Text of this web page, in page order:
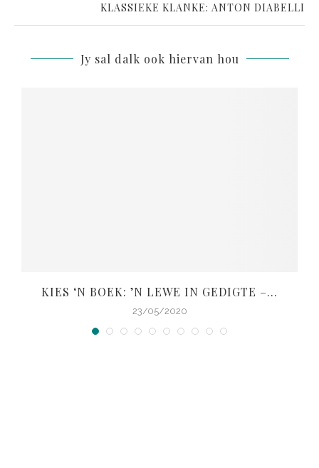
KLASSIEKE KLANKE: ANTON DIABELLI
Jy sal dalk ook hiervan hou
KIES ‘N BOEK: ’N LEWE IN GEDIGTE –...
23/05/2020